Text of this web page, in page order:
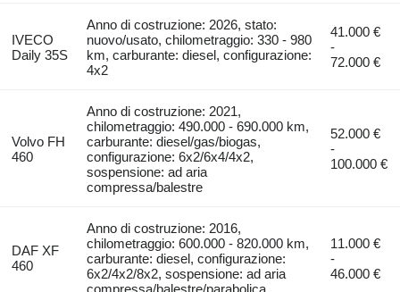
IVECO
Daily 35S
Anno di costruzione: 2026, stato:
nuovo/usato, chilometraggio: 330 - 980
km, carburante: diesel, configurazione:
4x2
41.000 €
-
72.000 €
Volvo FH
460
Anno di costruzione: 2021,
chilometraggio: 490.000 - 690.000 km,
carburante: diesel/gas/biogas,
configurazione: 6x2/6x4/4x2,
sospensione: ad aria
compressa/balestre
52.000 €
-
100.000 €
DAF XF
460
Anno di costruzione: 2016,
chilometraggio: 600.000 - 820.000 km,
carburante: diesel, configurazione:
6x2/4x2/8x2, sospensione: ad aria
compressa/balestre/parabolica
11.000 €
-
46.000 €